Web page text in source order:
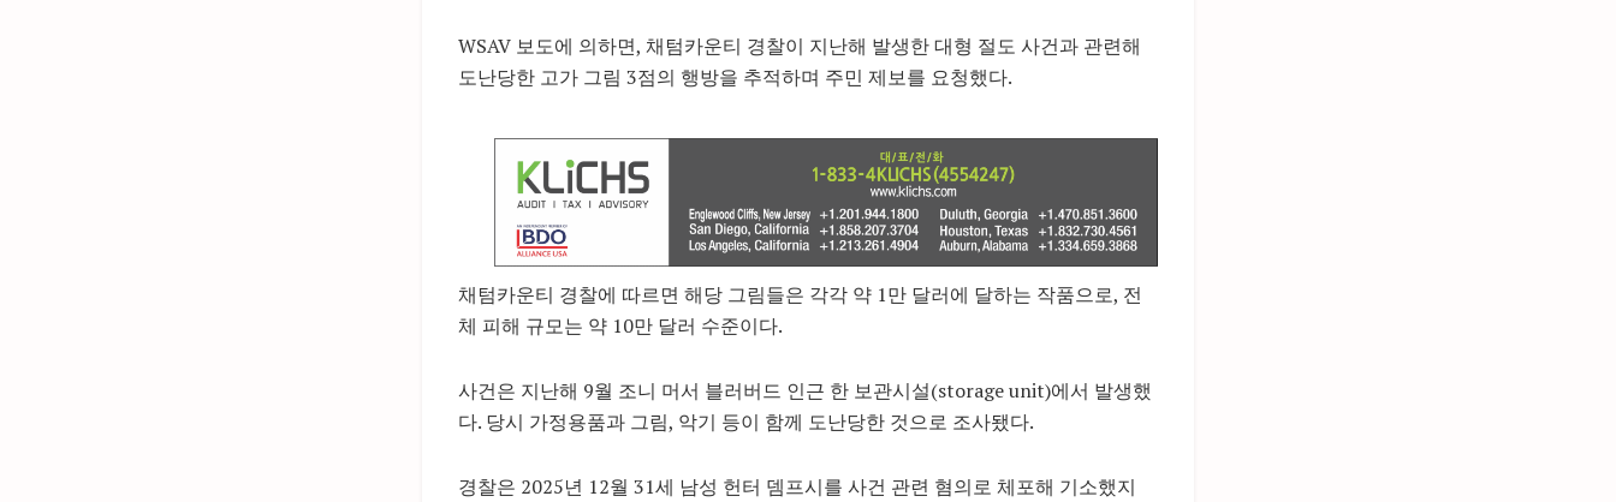
WSAV 보도에 의하면, 채텀카운티 경찰이 지난해 발생한 대형 절도 사건과 관련해
도난당한 고가 그림 3점의 행방을 추적하며 주민 제보를 요청했다.
채텀카운티 경찰에 따르면 해당 그림들은 각각 약 1만 달러에 달하는 작품으로, 전
체 피해 규모는 약 10만 달러 수준이다.
사건은 지난해 9월 조니 머서 블러버드 인근 한 보관시설(storage unit)에서 발생했
다. 당시 가정용품과 그림, 악기 등이 함께 도난당한 것으로 조사됐다.
경찰은 2025년 12월 31세 남성 헌터 뎀프시를 사건 관련 혐의로 체포해 기소했지